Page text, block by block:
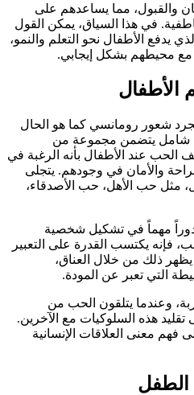
والقبول، مما يساعدهم على
في هذا السياق، يمكن القول
يدفع الأطفال نحو التعلم والنمو،
مع محيطهم بشكل إيجابي.
الأطفال
شعور رومانسي كما هو الحال
شامل يتضمن مجموعة من
الحب عند الأطفال بأنه الرغبة في
والأمان في وجودهم. يتجلى
مثل حب الأهل، حب الأصدقاء،
مهماً في تشكيل شخصية
فإنه يكتسب القدرة على التعبير
ذلك من خلال العناق،
التي تعبر عن المودة.
وعندما يتلقون الحب من
تقليد هذه السلوكيات مع الآخرين.
فهم معنى العلاقات الإنسانية
الطفل